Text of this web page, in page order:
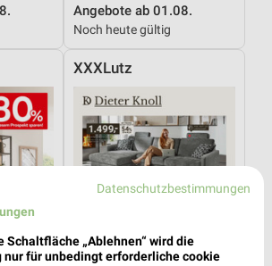
Angebote ab 01.08.
Noch heute gültig
XXXLutz
Datenschutzbestimmungen
Schaltfläche „Ablehnen“ wird die
für unbedingt erforderliche cookie